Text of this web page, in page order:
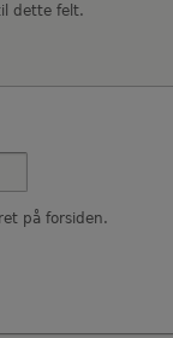
dette felt.
på forsiden.